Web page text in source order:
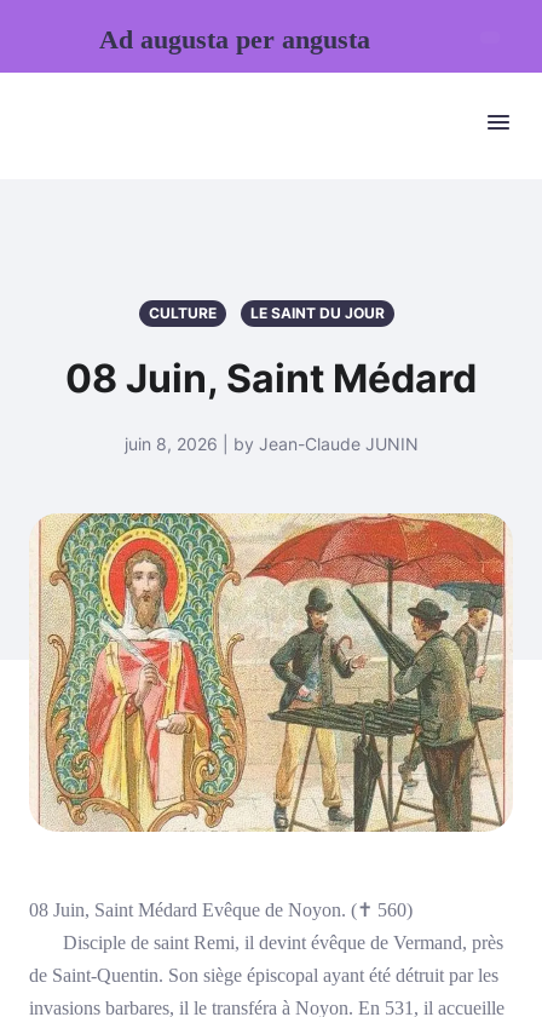
CULTURE LE SAINT DU JOUR
08 Juin, Saint Médard
juin 8, 2026 | by Jean-Claude JUNIN
08 Juin, Saint Médard Evêque de Noyon. (✝ 560)
Disciple de saint Remi, il devint évêque de Vermand, près
de Saint-Quentin. Son siège épiscopal ayant été détruit par les
invasions barbares, il le transféra à Noyon. En 531, il accueille
Ad augusta per angusta